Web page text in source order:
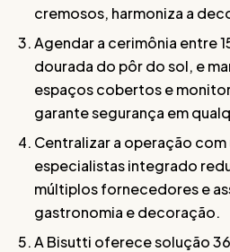
cremosos, harmoniza a
Agendar a cerimônia entre
dourada do pôr do sol, e
espaços cobertos e
garante segurança em
Centralizar a operação com
especialistas integrado
múltiplos fornecedores e
gastronomia e decoração.
A Bisutti oferece solução